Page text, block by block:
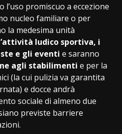
l’uso promiscuo a eccezione
nucleo familiare o per
la medesima unità
ludico sportiva, i
e gli eventi e saranno
agli stabilimenti e per la
(la cui pulizia va garantita
e docce andrà
sociale di almeno due
previste barriere